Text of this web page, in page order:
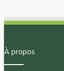
À propos